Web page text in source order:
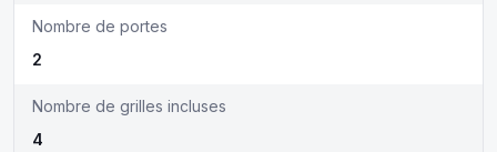
Nombre de portes
2
Nombre de grilles incluses
4